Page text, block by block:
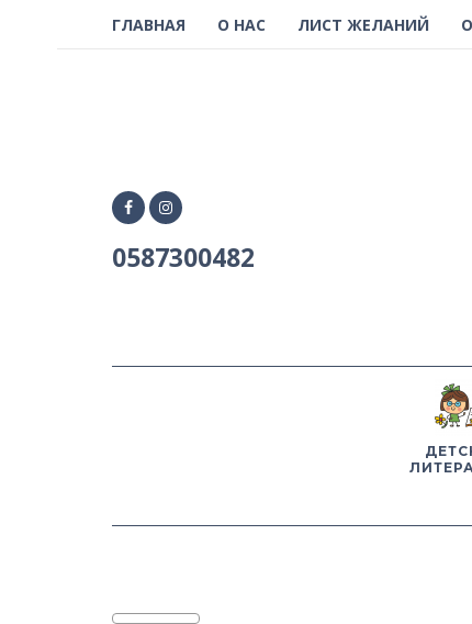
ГЛАВНАЯ О НАС ЛИСТ ЖЕЛАНИЙ
0587300482